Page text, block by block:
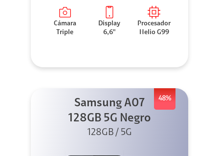
Cámara
Triple
Display
6,6"
Procesador
Helio G99
48%
Samsung A07
128GB 5G Negro
128GB / 5G